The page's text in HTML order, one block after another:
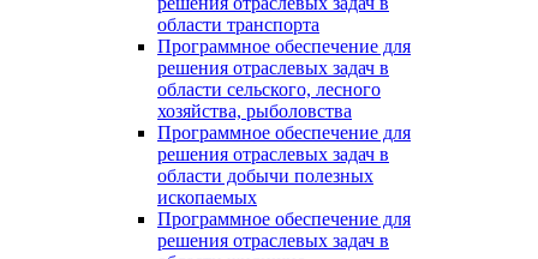
области транспорта
Программное обеспечение для
решения отраслевых задач в
области сельского, лесного
хозяйства, рыболовства
Программное обеспечение для
решения отраслевых задач в
области добычи полезных
ископаемых
Программное обеспечение для
решения отраслевых задач в